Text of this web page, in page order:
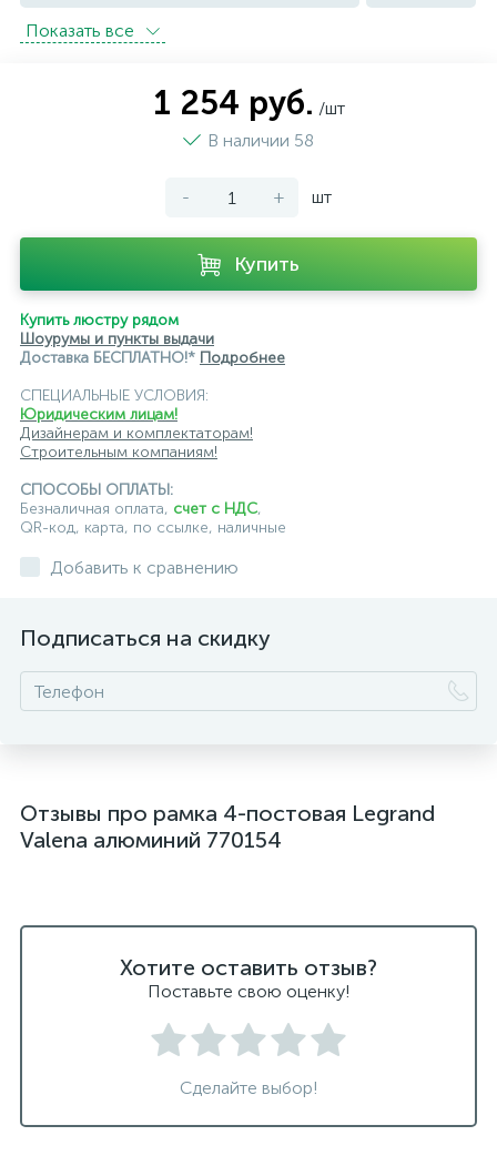
Показать всe
1 254 руб. /шт
В наличии 58
- + шт
Купить
Купить люстру рядом
Шоурумы и пункты выдачи
Доставка БЕСПЛАТНО!* Подробнее
СПЕЦИАЛЬНЫЕ УСЛОВИЯ:
Юридическим лицам!
Дизайнерам и комплектаторам!
Строительным компаниям!
СПОСОБЫ ОПЛАТЫ:
Безналичная оплата, счет с НДС,
QR-код, карта, по ссылке, наличные
Добавить к сравнению
Подписаться на скидку
Отзывы про рамка 4-постовая Legrand
Valena алюминий 770154
Хотите оставить отзыв?
Поставьте свою оценку!
Сделайте выбор!